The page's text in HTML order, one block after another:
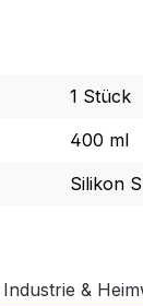
1 Stück
400 ml
Silikon
&